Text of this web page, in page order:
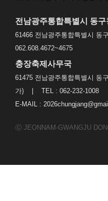
전남광주통합특별시 동
61466 전남광주통합특별시
062.608.4672~4675
충장축제사무국
61475 전남광주통합특별시 동
가) | TEL : 062-232-1008
E-MAIL :
ⓒ JEONNAM-GWANGJU